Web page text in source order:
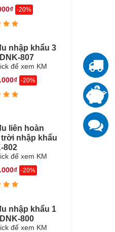
-20%
nhập khẩu 3
807
để xem KM
-20%
liên hoàn
nhập khẩu
802
để xem KM
-20%
nhập khẩu 1
800
để xem KM